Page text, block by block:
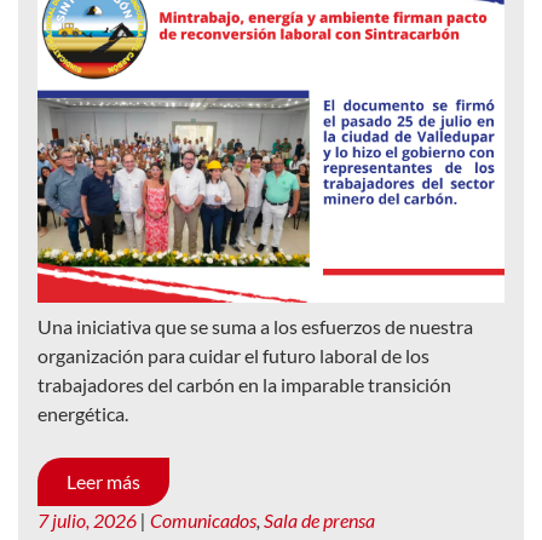
Una iniciativa que se suma a los esfuerzos de nuestra
organización para cuidar el futuro laboral de los
trabajadores del carbón en la imparable transición
energética.
Leer más
7 julio, 2026 | Comunicados, Sala de prensa